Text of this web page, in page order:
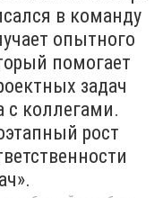
в команду
опытного
помогает
задач
с коллегами.
рост